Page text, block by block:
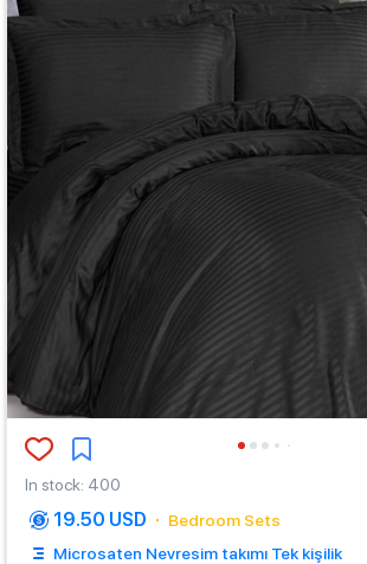
In stock: 400
19.50 USD
Bedroom Sets
Microsaten Nevresim takımı Tek kişilik